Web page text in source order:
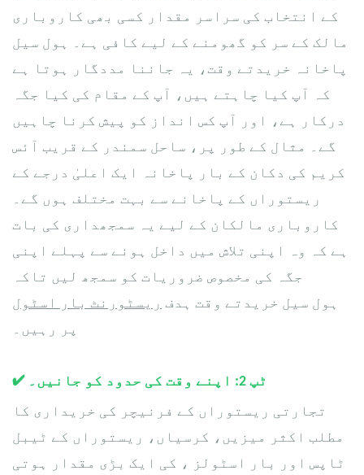
کے انتخاب کی سراسر مقدار کسی بھی کاروباری
مالک کے سر کو گھومنے کے لیے کافی ہے۔ ہول سیل
پاخانہ خریدتے وقت، یہ جاننا مددگار ہوتا ہے
کہ آپ کیا چاہتے ہیں، آپ کے مقام کی کیا جگہ
درکار ہے، اور آپ کس انداز کو پیش کرنا چاہیں
گے۔ مثال کے طور پر، ساحل سمندر کے قریب آئس
کریم کی دکان کے بار پاخانہ ایک اعلیٰ درجے کے
ریستوراں کے پاخانے سے بہت مختلف ہوں گے۔
کاروباری مالکان کے لیے یہ سمجھداری کی بات
ہے کہ وہ اپنی تلاش میں داخل ہونے سے پہلے اپنی
جگہ کی مخصوص ضروریات کو سمجھ لیں تاکہ
ریسٹورنٹ بار اسٹول ہول سیل خریدتے وقت ہدف
پر رہیں۔
✔
ٹپ 2: اپنے وقت کی حدود کو جانیں۔
تجارتی ریستوراں کے فرنیچر کی خریداری کا
مطلب اکثر میزیں، کرسیاں، ریستوراں کے ٹیبل
ٹاپس ، اور بار اسٹولز
کی ایک بڑی مقدار ہوتی